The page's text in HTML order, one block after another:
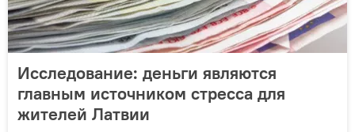
Исследование: деньги являются
главным источником стресса для
жителей Латвии